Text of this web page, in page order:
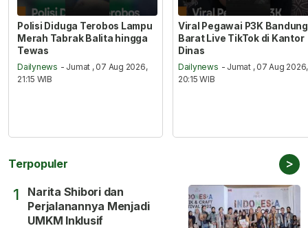
Polisi Diduga Terobos Lampu
Merah Tabrak Balita hingga
Tewas
Dailynews - Jumat , 07 Aug 2026,
21:15 WIB
Viral Pegawai P3K Bandung
Barat Live TikTok di Kantor
Dinas
Dailynews - Jumat , 07 Aug 2026,
20:15 WIB
Terpopuler >
1
Narita Shibori dan
Perjalanannya Menjadi
UMKM Inklusif